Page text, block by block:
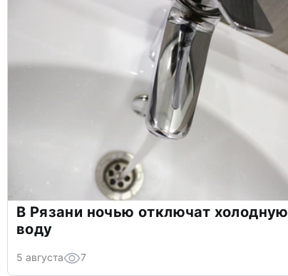
В Рязани ночью отключат холодную
воду
5 августа 7